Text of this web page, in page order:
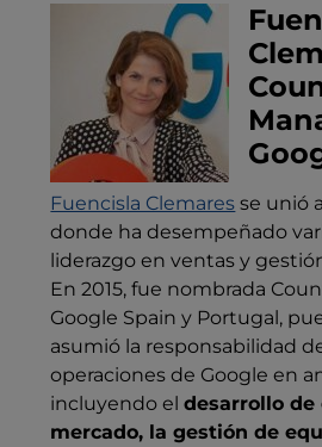
Fuencisla Clemares se unió
donde ha desempeñado
liderazgo en ventas y
En 2015, fue nombrada
Google Spain y Portugal,
asumió la responsabilidad
operaciones de Google en
incluyendo eldesarrollo de
mercado, la gestión de